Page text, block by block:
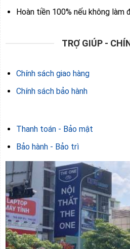
Hoàn tiền 100% nếu không làm
TRỢ GIÚP -
Chính sách giao hàng
Chính sách bảo hành
Thanh toán - Bảo mật
Bảo hành - Bảo trì